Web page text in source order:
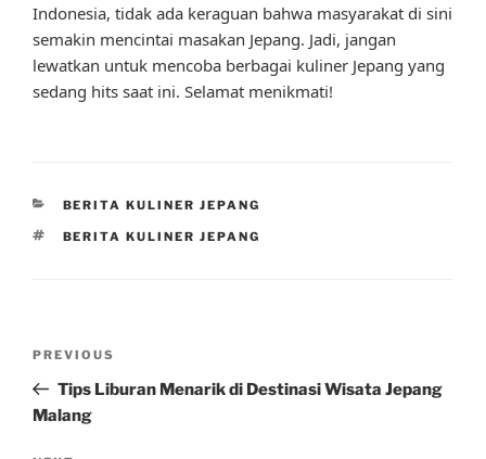
Indonesia, tidak ada keraguan bahwa masyarakat di sini
semakin mencintai masakan Jepang. Jadi, jangan
lewatkan untuk mencoba berbagai kuliner Jepang yang
sedang hits saat ini. Selamat menikmati!
CATEGORIES
BERITA KULINER JEPANG
TAGS
BERITA KULINER JEPANG
Previous
Post
PREVIOUS
Tips Liburan Menarik di Destinasi Wisata Jepang
Malang